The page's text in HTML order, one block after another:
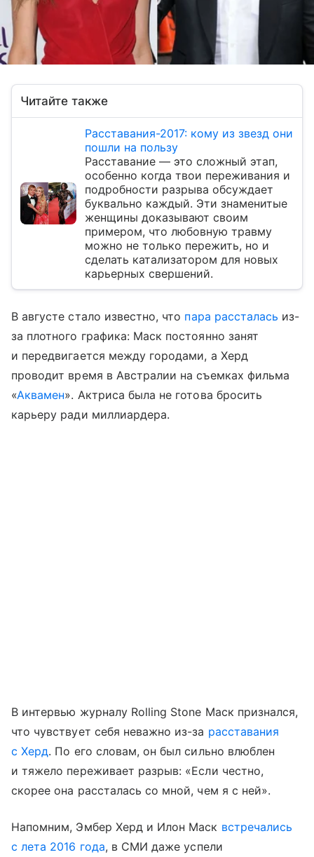
Читайте также
Расставания-2017: кому из звезд они
пошли на пользу
Расставание — это сложный этап,
особенно когда твои переживания и
подробности разрыва обсуждает
буквально каждый. Эти знаменитые
женщины доказывают своим
примером, что любовную травму
можно не только пережить, но и
сделать катализатором для новых
карьерных свершений.
В августе стало известно, что пара рассталась из-
за плотного графика: Маск постоянно занят
и передвигается между городами, а Херд
проводит время в Австралии на съемках фильма
«Аквамен». Актриса была не готова бросить
карьеру ради миллиардера.
В интервью журналу Rolling Stone Маск признался,
что чувствует себя неважно из-за расставания
с Херд. По его словам, он был сильно влюблен
и тяжело переживает разрыв: «Если честно,
скорее она рассталась со мной, чем я с ней».
Напомним, Эмбер Херд и Илон Маск встречались
с лета 2016 года, в СМИ даже успели